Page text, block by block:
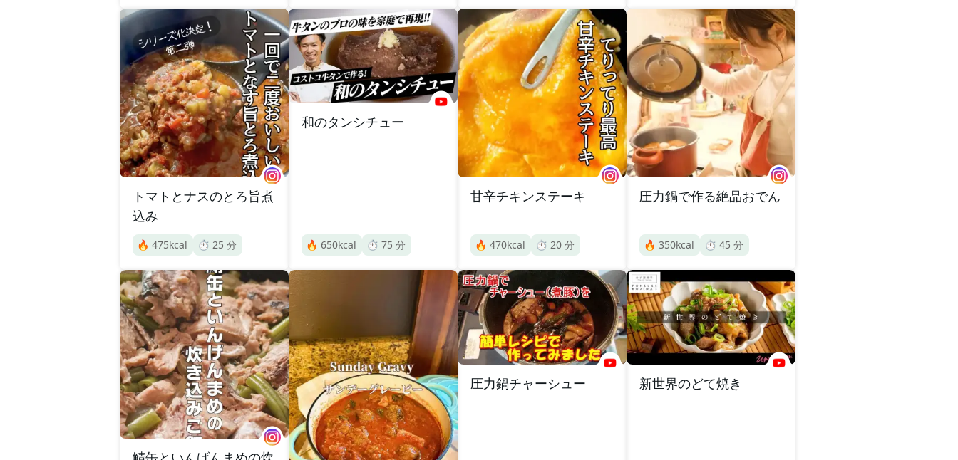
トマトとナスのとろ旨煮
込み
🔥 475kcal ⏱️ 25 分
和のタンシチュー
🔥 650kcal ⏱️ 75 分
甘辛チキンステーキ
🔥 470kcal ⏱️ 20 分
圧力鍋で作る絶品おでん
🔥 350kcal ⏱️ 45 分
圧力鍋チャーシュー 新世界のどて焼き